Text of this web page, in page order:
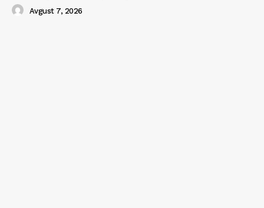
Avgust 7, 2026